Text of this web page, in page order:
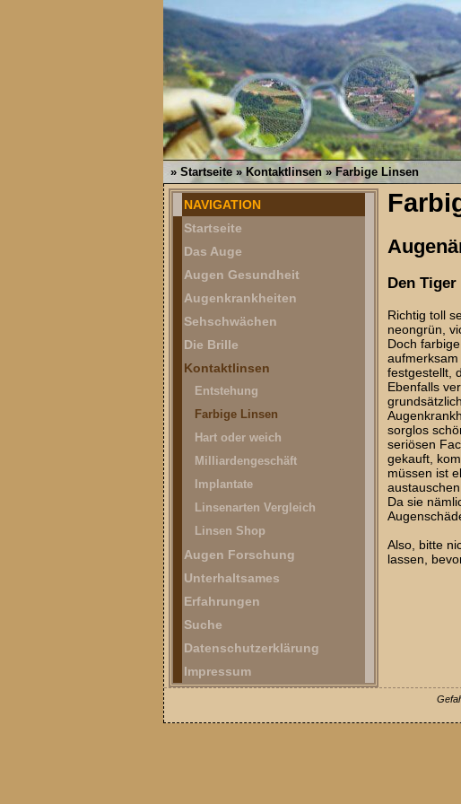
» Startseite » Kontaktlinsen » Farbige Linsen
Den
Richtig toll
neongrün,
Doch
festgestellt,
Ebenfalls
sorglos
seriösen
gekauft,
müssen ist
Da sie
Also, bitte
lassen,
NAVIGATION
Startseite
Das Auge
Augen Gesundheit
Augenkrankheiten
Sehschwächen
Die Brille
Kontaktlinsen
Entstehung
Farbige Linsen
Hart oder weich
Milliardengeschäft
Implantate
Linsenarten Vergleich
Linsen Shop
Augen Forschung
Unterhaltsames
Erfahrungen
Suche
Datenschutzerklärung
Impressum